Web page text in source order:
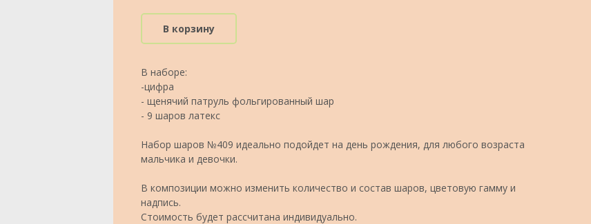
В корзину
В наборе:
-цифра
- щенячий патруль фольгированный шар
- 9 шаров латекс
Набор шаров №409 идеально подойдет на день рождения, для любого возраста
мальчика и девочки.
В композиции можно изменить количество и состав шаров, цветовую гамму и
надпись.
Стоимость будет рассчитана индивидуально.